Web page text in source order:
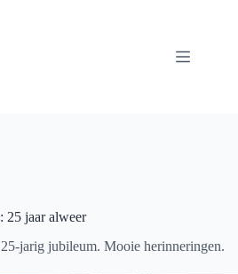
25 jaar alweer
jarig jubileum. Mooie herinneringen.